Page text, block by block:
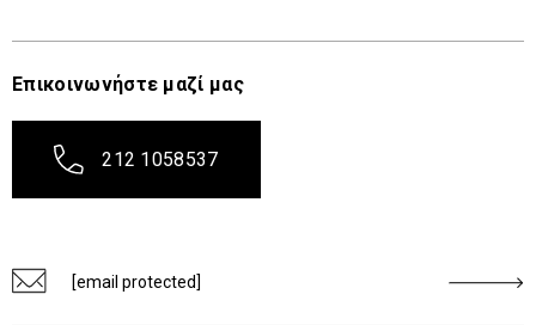
Επικοινωνήστε μαζί μας
212 1058537
[email protected]